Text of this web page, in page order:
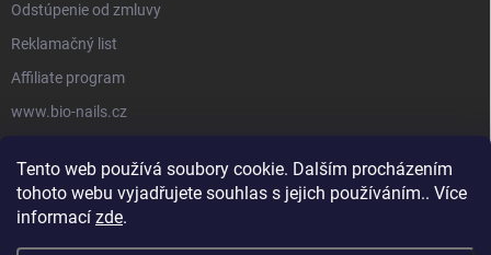
Tento web používá soubory cookie. Dalším procházením
tohoto webu vyjadřujete souhlas s jejich používáním.. Více
informací zde.
Odstúpenie od zmluvy
Reklamačný list
Affiliate program
www.bio-nails.cz
FACEBOOK